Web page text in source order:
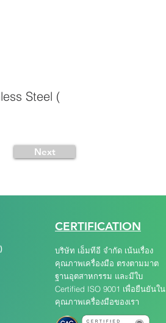
Steel (
Next
CERTIFICATION
บริษัท เอ็มทีอี จำกัด เน้นเรื่อง
คุณภาพเครื่องมือ ตรงตามมาต
ฐานอุตสาหกรรม และมีใบ
Certified ISO 9001 เพื่อยืนยันใน
คุณภาพเครื่องมือของเรา